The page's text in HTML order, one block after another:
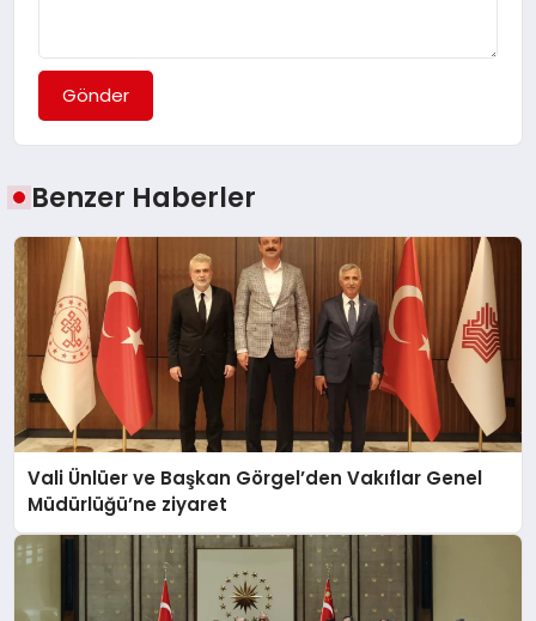
Gönder
Benzer Haberler
Vali Ünlüer ve Başkan Görgel’den Vakıflar Genel
Müdürlüğü’ne ziyaret